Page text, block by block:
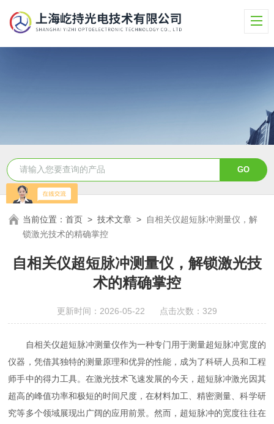
当前位置：首页 >技术文章 > 自相关仪超短脉冲测量仪，解
锁激光技术的精确掌控
自相关仪超短脉冲测量仪，解锁激光技
术的精确掌控
更新时间：2026-05-22 点击次数：329
自相关仪超短脉冲测量仪作为一种专门用于测量超短脉冲宽度的
仪器，凭借其独特的测量原理和优异的性能，成为了科研人员和工程
师手中的得力工具。在激光技术飞速发展的今天，超短脉冲激光因其
超高的峰值功率和极短的时间尺度，在材料加工、精密测量、科学研
究等多个领域展现出广阔的应用前景。然而，超短脉冲的宽度往往在